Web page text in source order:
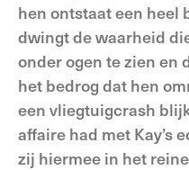
hen ontstaat een heel
dwingt de waarheid
onder ogen te zien en
het bedrog dat hen
een vliegtuigcrash
affaire had met Kay’s
zij hiermee in het